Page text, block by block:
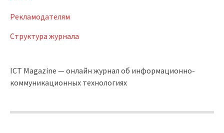
Рекламодателям
Структура журнала
ICT Magazine — онлайн журнал об информационно-
коммуникационных технологиях